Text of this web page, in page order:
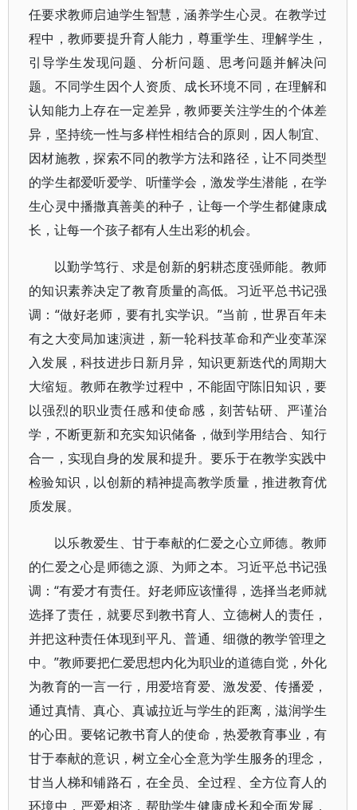
任要求教师启迪学生智慧，涵养学生心灵。在教学过
程中，教师要提升育人能力，尊重学生、理解学生，
引导学生发现问题、分析问题、思考问题并解决问
题。不同学生因个人资质、成长环境不同，在理解和
认知能力上存在一定差异，教师要关注学生的个体差
异，坚持统一性与多样性相结合的原则，因人制宜、
因材施教，探索不同的教学方法和路径，让不同类型
的学生都爱听爱学、听懂学会，激发学生潜能，在学
生心灵中播撒真善美的种子，让每一个学生都健康成
长，让每一个孩子都有人生出彩的机会。
以勤学笃行、求是创新的躬耕态度强师能。教师
的知识素养决定了教育质量的高低。习近平总书记强
调：“做好老师，要有扎实学识。”当前，世界百年未
有之大变局加速演进，新一轮科技革命和产业变革深
入发展，科技进步日新月异，知识更新迭代的周期大
大缩短。教师在教学过程中，不能固守陈旧知识，要
以强烈的职业责任感和使命感，刻苦钻研、严谨治
学，不断更新和充实知识储备，做到学用结合、知行
合一，实现自身的发展和提升。要乐于在教学实践中
检验知识，以创新的精神提高教学质量，推进教育优
质发展。
以乐教爱生、甘于奉献的仁爱之心立师德。教师
的仁爱之心是师德之源、为师之本。习近平总书记强
调：“有爱才有责任。好老师应该懂得，选择当老师就
选择了责任，就要尽到教书育人、立德树人的责任，
并把这种责任体现到平凡、普通、细微的教学管理之
中。”教师要把仁爱思想内化为职业的道德自觉，外化
为教育的一言一行，用爱培育爱、激发爱、传播爱，
通过真情、真心、真诚拉近与学生的距离，滋润学生
的心田。要铭记教书育人的使命，热爱教育事业，有
甘于奉献的意识，树立全心全意为学生服务的理念，
甘当人梯和铺路石，在全员、全过程、全方位育人的
环境中，严爱相济，帮助学生健康成长和全面发展，